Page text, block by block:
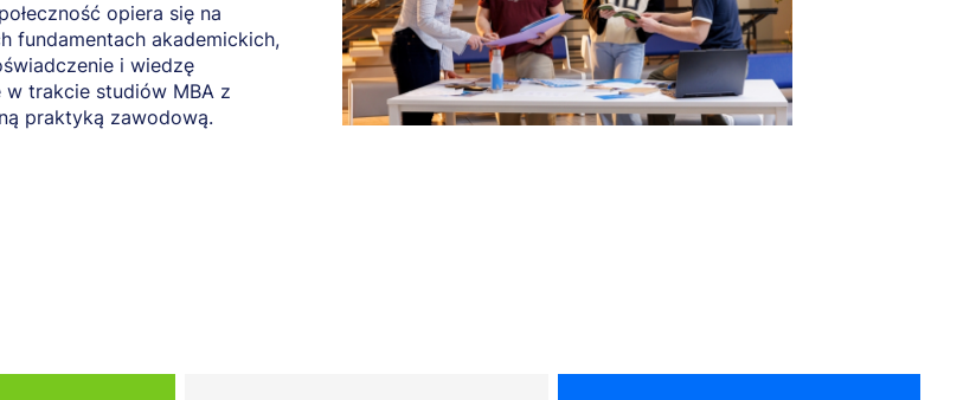
opiera się na
fundamentach akademickich,
i wiedzę
w trakcie studiów MBA z
praktyką zawodową.